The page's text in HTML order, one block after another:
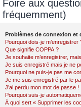
Foire aux
fréquemment)
Problèmes de connexion et
Pourquoi dois-je m’enregistrer
Que signifie COPPA ?
Je souhaite m’enregistrer,
Je suis enregistré mais je ne
Pourquoi ne puis-je pas me
Je me suis enregistré par le
J’ai perdu mon mot de passe !
Pourquoi suis-je
À quoi sert « Supprimer les